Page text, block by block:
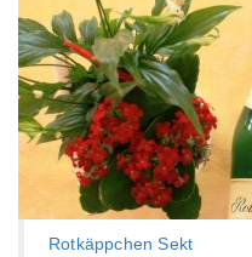
Rotkäppchen Sekt